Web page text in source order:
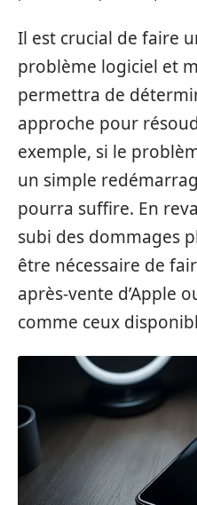
Il est crucial de faire
problème logiciel et
permettra de
approche pour
exemple, si le
un simple
pourra suffire. En
subi des dommages
être nécessaire de
après-vente d’Apple
comme ceux